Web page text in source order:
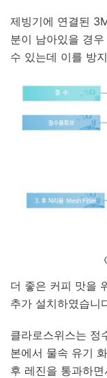
제빙기에 연결된
분이 남아있을 경
수 있는데 이를 방
더 좋은 커피 맛을
추가 설치하였습니
클라로스위스는 정
본에서 물속 유기
후 레진을 통과하